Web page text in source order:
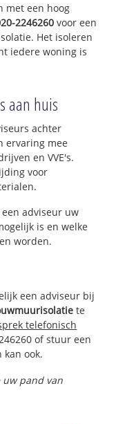
met een hoog
2246260 voor een
Het isoleren
iedere woning is
aan huis
achter
ervaring mee
en VVE's.
voor
adviseur uw
is en welke
worden.
een adviseur bij
te
telefonisch
of stuur een
kan ook.
pand van